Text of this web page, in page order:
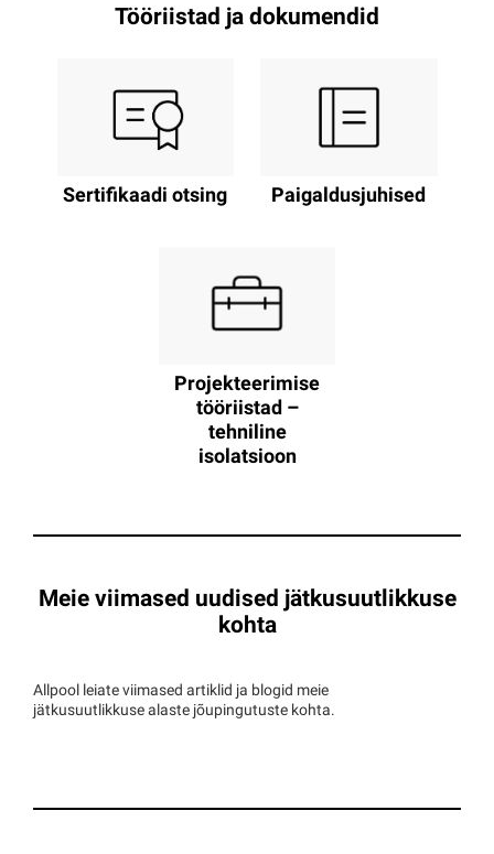
Tööriistad ja dokumendid
Sertifikaadi otsing Paigaldusjuhised
Projekteerimise
tööriistad –
tehniline
isolatsioon
Meie viimased uudised jätkusuutlikkuse
kohta
Allpool leiate viimased artiklid ja blogid meie
jätkusuutlikkuse alaste jõupingutuste kohta.